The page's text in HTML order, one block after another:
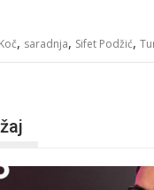
, saradnja, Sifet Podžić,